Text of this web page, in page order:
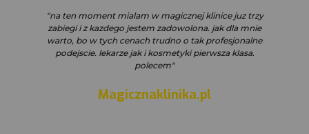
"na ten moment mialam w magicznej klinice juz trzy
zabiegi i z kazdego jestem zadowolona. jak dla mnie
warto, bo w tych cenach trudno o tak profesjonalne
podejscie. lekarze jak i kosmetyki pierwsza klasa.
polecem"
Magicznaklinika.pl